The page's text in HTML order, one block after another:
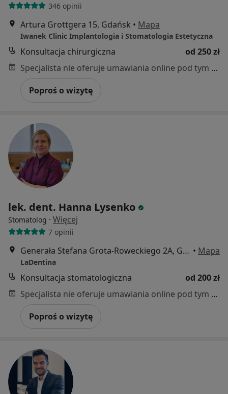
346 opinii
Artura Grottgera 15, Gdańsk • Mapa
Iwanek Clinic Implantologia i Stomatologia Estetyczna
Konsultacja chirurgiczna
od 250 zł
Specjalista nie oferuje umawiania online pod tym adresem.
Poproś o wizytę
lek. dent. Hanna Lysenko
Stomatolog · Więcej
7 opinii
Generała Stefana Grota-Roweckiego 2A, Gdańsk • Mapa
LaDentina
Konsultacja stomatologiczna
od 200 zł
Specjalista nie oferuje umawiania online pod tym adresem.
Poproś o wizytę